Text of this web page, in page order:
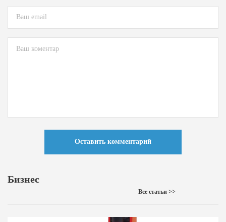
Оставить комментарий
Бизнес
Все статьи >>